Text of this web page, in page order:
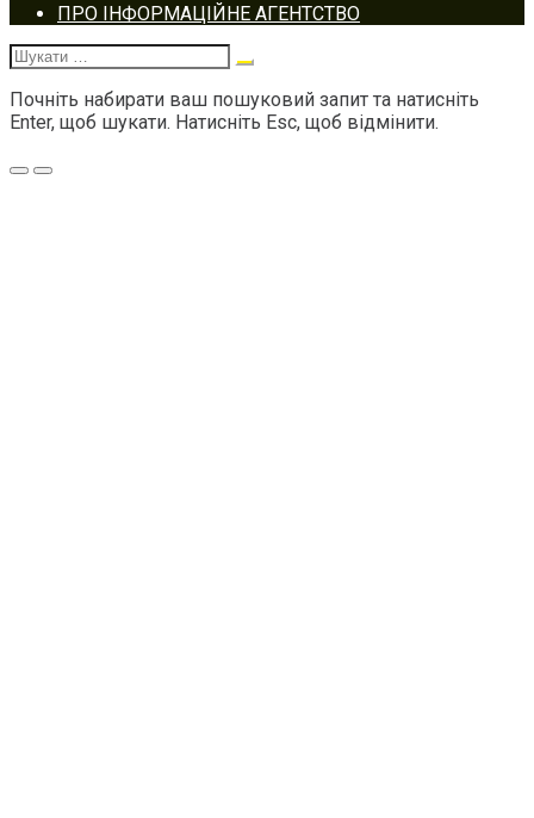
Footer
navigation
ПРО ІНФОРМАЦІЙНЕ АГЕНТСТВО
Шукати:
Почніть набирати ваш пошуковий запит та натисніть
Enter, щоб шукати. Натисніть Esc, щоб відмінити.
Меню